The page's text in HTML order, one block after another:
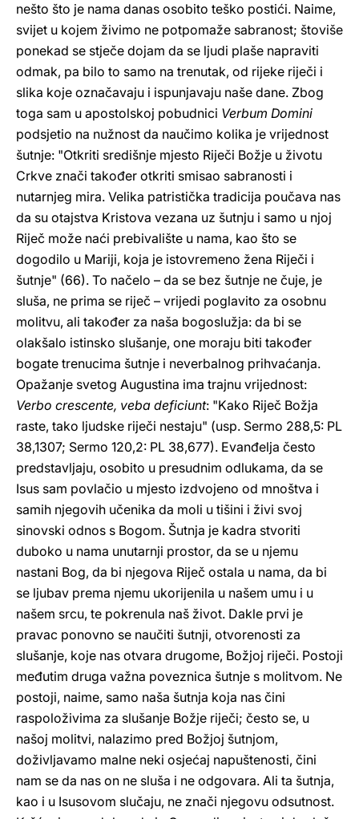
nešto što je nama danas osobito teško postići. Naime,
svijet u kojem živimo ne potpomaže sabranost; štoviše
ponekad se stječe dojam da se ljudi plaše napraviti
odmak, pa bilo to samo na trenutak, od rijeke riječi i
slika koje označavaju i ispunjavaju naše dane. Zbog
toga sam u apostolskoj pobudnici Verbum Domini
podsjetio na nužnost da naučimo kolika je vrijednost
šutnje: "Otkriti središnje mjesto Riječi Božje u životu
Crkve znači također otkriti smisao sabranosti i
nutarnjeg mira. Velika patristička tradicija poučava nas
da su otajstva Kristova vezana uz šutnju i samo u njoj
Riječ može naći prebivalište u nama, kao što se
dogodilo u Mariji, koja je istovremeno žena Riječi i
šutnje" (66). To načelo – da se bez šutnje ne čuje, je
sluša, ne prima se riječ – vrijedi poglavito za osobnu
molitvu, ali također za naša bogoslužja: da bi se
olakšalo istinsko slušanje, one moraju biti također
bogate trenucima šutnje i neverbalnog prihvaćanja.
Opažanje svetog Augustina ima trajnu vrijednost:
Verbo crescente, veba deficiunt: "Kako Riječ Božja
raste, tako ljudske riječi nestaju" (usp. Sermo 288,5: PL
38,1307; Sermo 120,2: PL 38,677). Evanđelja često
predstavljaju, osobito u presudnim odlukama, da se
Isus sam povlačio u mjesto izdvojeno od mnoštva i
samih njegovih učenika da moli u tišini i živi svoj
sinovski odnos s Bogom. Šutnja je kadra stvoriti
duboko u nama unutarnji prostor, da se u njemu
nastani Bog, da bi njegova Riječ ostala u nama, da bi
se ljubav prema njemu ukorijenila u našem umu i u
našem srcu, te pokrenula naš život. Dakle prvi je
pravac ponovno se naučiti šutnji, otvorenosti za
slušanje, koje nas otvara drugome, Božjoj riječi. Postoji
međutim druga važna poveznica šutnje s molitvom. Ne
postoji, naime, samo naša šutnja koja nas čini
raspoloživima za slušanje Božje riječi; često se, u
našoj molitvi, nalazimo pred Božjoj šutnjom,
doživljavamo malne neki osjećaj napuštenosti, čini
nam se da nas on ne sluša i ne odgovara. Ali ta šutnja,
kao i u Isusovom slučaju, ne znači njegovu odsutnost.